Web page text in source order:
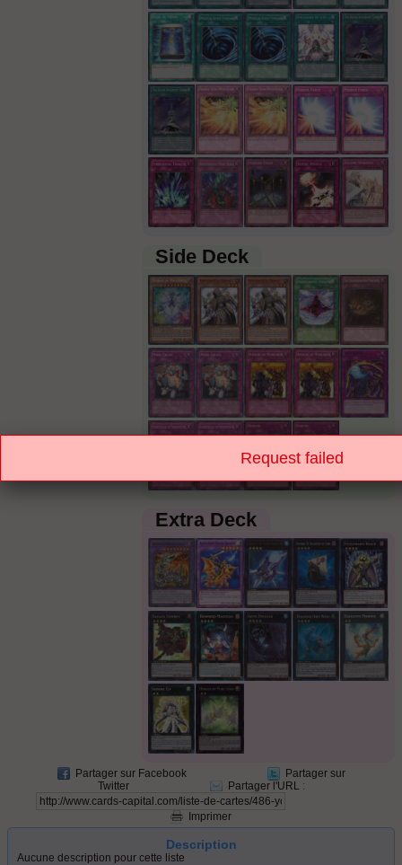
Side Deck
Extra Deck
Partager sur Facebook
Partager sur
Twitter
Partager l'URL :
Imprimer
Description
Aucune description pour cette liste
Request failed